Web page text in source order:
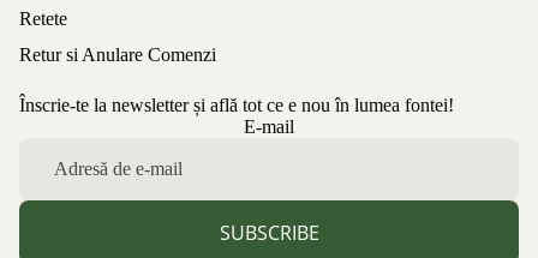
Retete
Retur si Anulare Comenzi
Înscrie-te la newsletter și află tot ce e nou în lumea fontei!
E-mail
SUBSCRIBE
Politica de confidențialitate